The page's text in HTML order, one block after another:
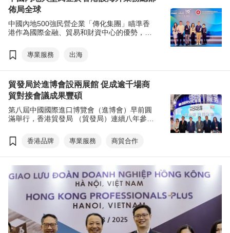
拓展中東市場業務，及需要香港專業服務的支
援。
佈局全球
中國內地500強民營企業「傳化集團」瞄準香
港作為國際金融、貿易和財資中心的優勢，在
加速其國際業務拓展的進程。
專業服務 出海
貿發局於進博會設兩展館 促成逾千場商
貿對接會議成果豐碩
第八屆中國國際進口博覽會（進博會）早前圓
滿舉行，香港貿發局 （貿發局）連續八年參
展館」，率領54家香港企業參展，促成超過
1,000場商貿對接會議，協助多家港企接獲即場
闊銷售渠道，鼓勵內地企業善用香港專業服務
及國際化平台出海，對接環球商機。
香港品牌 專業服務 商貿合作